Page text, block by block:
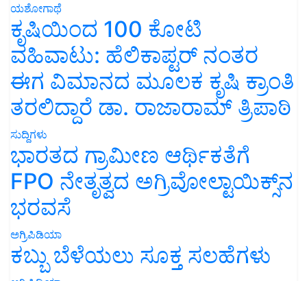
ಯಶೋಗಾಥೆ
ಕೃಷಿಯಿಂದ 100 ಕೋಟಿ
ವಹಿವಾಟು: ಹೆಲಿಕಾಪ್ಟರ್ ನಂತರ
ಈಗ ವಿಮಾನದ ಮೂಲಕ ಕೃಷಿ ಕ್ರಾಂತಿ
ತರಲಿದ್ದಾರೆ ಡಾ. ರಾಜಾರಾಮ್ ತ್ರಿಪಾಠಿ
ಸುದ್ದಿಗಳು
ಭಾರತದ ಗ್ರಾಮೀಣ ಆರ್ಥಿಕತೆಗೆ
FPO ನೇತೃತ್ವದ ಅಗ್ರಿವೋಲ್ಟಾಯಿಕ್ಸ್‌ನ
ಭರವಸೆ
ಅಗ್ರಿಪಿಡಿಯಾ
ಕಬ್ಬು ಬೆಳೆಯಲು ಸೂಕ್ತ ಸಲಹೆಗಳು